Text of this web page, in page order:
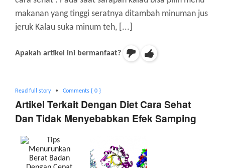
makanan yang tinggi seratnya ditambah minuman jus
jeruk Kalau suka minum teh, [...]
Apakah artikel ini bermanfaat?
Read full story • Comments { 0 }
Artikel Terkait Dengan Diet Cara Sehat
Dan Tidak Menyebabkan Efek Samping